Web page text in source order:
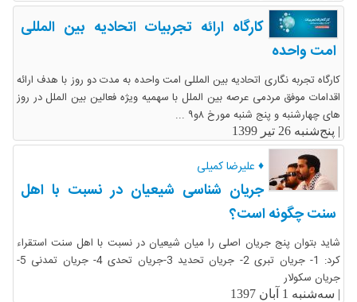
کارگاه ارائه تجربیات اتحادیه بین المللی
امت واحده
کارگاه تجربه نگاری اتحادیه بین المللی امت واحده به مدت دو روز با هدف ارائه
اقدامات موفق مردمی عرصه بین الملل با سهمیه ویژه فعالین بین الملل در روز
های چهارشنبه و پنج شنبه مورخ ۸و۹ ...
| پنج‌شنبه 26 تیر 1399
♦ علیرضا کمیلی
جریان شناسی شیعیان در نسبت با اهل
سنت چگونه است؟
شاید بتوان پنج جریان اصلی را میان شیعیان در نسبت با اهل سنت استقراء
کرد: 1- جریان تبری 2- جریان تحدید 3-جریان تحدی 4- جریان تمدنی 5-
جریان سکولار
| سه‌شنبه 1 آبان 1397